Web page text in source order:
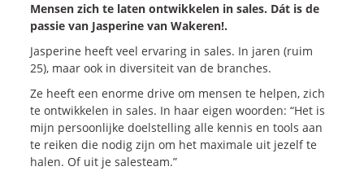
Mensen zich te laten ontwikkelen in sales. Dát is de
passie van Jasperine van Wakeren!.
Jasperine heeft veel ervaring in sales. In jaren (ruim
25), maar ook in diversiteit van de branches.
Ze heeft een enorme drive om mensen te helpen, zich
te ontwikkelen in sales. In haar eigen woorden: “Het is
mijn persoonlijke doelstelling alle kennis en tools aan
te reiken die nodig zijn om het maximale uit jezelf te
halen. Of uit je salesteam.”